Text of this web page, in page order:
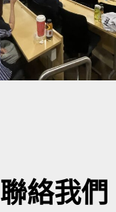
聯絡我們